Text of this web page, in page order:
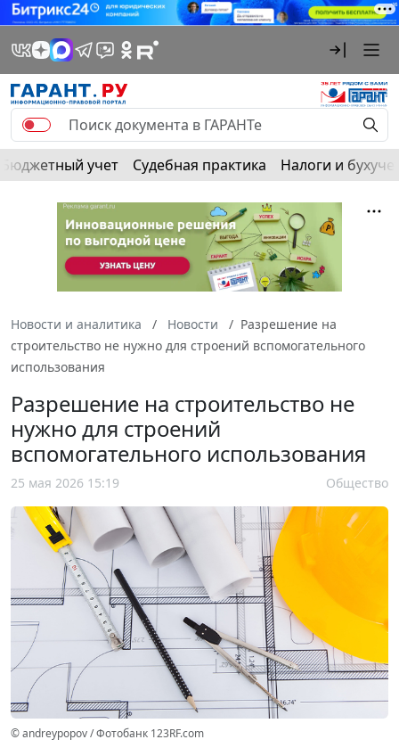
Бюджетный учет Судебная практика Налоги и
Новости и аналитика Новости
Разрешение на
строительство не нужно для строений вспомогательного
использования
Разрешение на строительство не
нужно для строений
вспомогательного использования
25 мая 2026 15:19 Общество
© andreypopov / Фотобанк 123RF.com